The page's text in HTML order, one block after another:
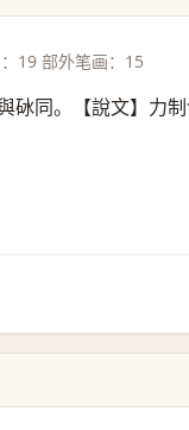
19 部外笔画：15
砅同。【說文】力